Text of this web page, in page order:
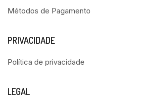
Métodos de Pagamento
PRIVACIDADE
Política de privacidade
LEGAL